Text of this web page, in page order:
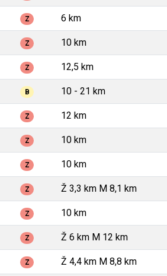
Z 6 km
Z 10 km
Z 12,5 km
B 10 - 21 km
Z 12 km
Z 10 km
Z 10 km
Z Ž 3,3 km M 8,1 km
Z 10 km
Z Ž 6 km M 12 km
Z Ž 4,4 km M 8,8 km